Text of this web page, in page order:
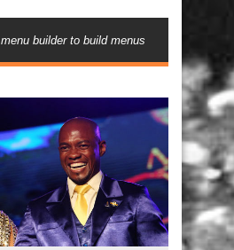
builder to build menus